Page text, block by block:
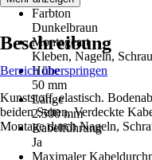
Farbton
Dunkelbraun
Montageart
Kleben, Nageln,
Höhe
50 mm
Länge
2.500 mm
Kabelführung
Ja
Maximaler
Beschreibung
Bereich überspringen
Kunststoff, elastisch.
beiden Seiten. Verdeckte
Montage durch Nageln,